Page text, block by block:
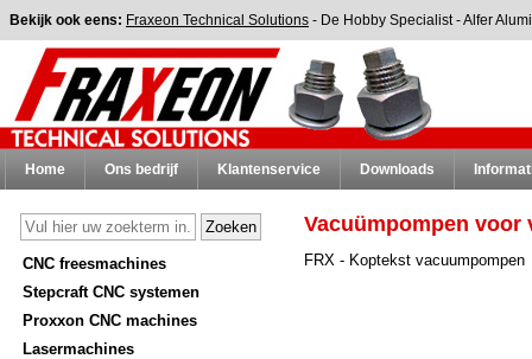
CNC freesmachines
Stepcraft CNC systemen
Proxxon CNC machines
Lasermachines
Vacuümpompen voor
FRX - Koptekst vacuumpompen
Bekijk ook eens: Fraxeon Technical Solutions - De Hobby Specialist-Alfer
Home Ons bedrijf Klantenservice Downloads